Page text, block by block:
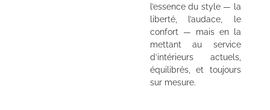
l’essence du style — la
liberté, l’audace, le
confort — mais en la
mettant au service
d’intérieurs actuels,
équilibrés, et toujours
sur mesure.